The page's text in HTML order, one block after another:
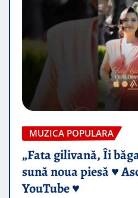
MUZICA POPULARA
„Fata gilivană, Îi
sună noua piesă ♥️
YouTube ♥️